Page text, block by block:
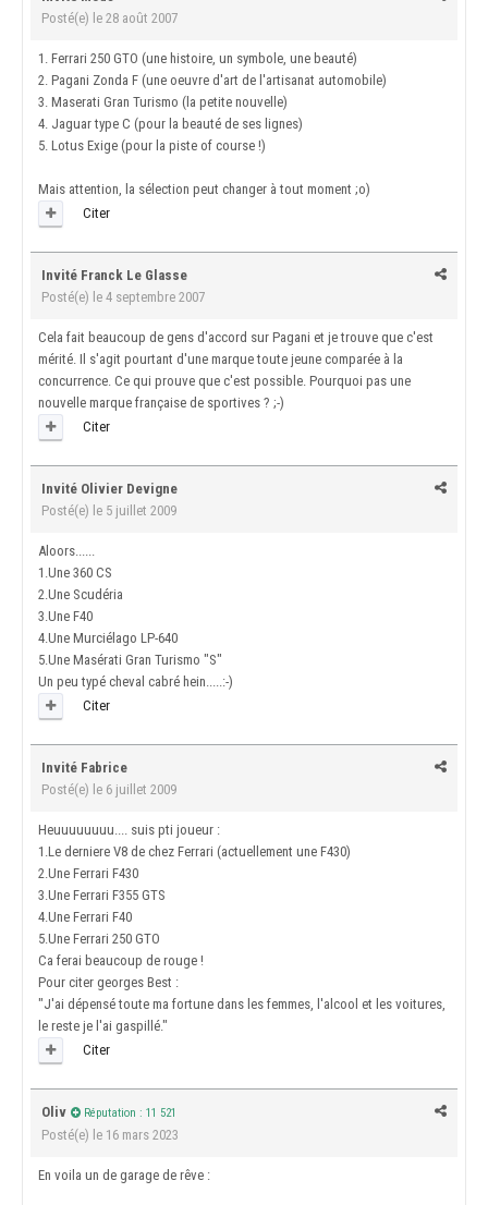
Posté(e) le 28 août 2007
1. Ferrari 250 GTO (une histoire, un symbole, une beauté)
2. Pagani Zonda F (une oeuvre d'art de l'artisanat automobile)
3. Maserati Gran Turismo (la petite nouvelle)
4. Jaguar type C (pour la beauté de ses lignes)
5. Lotus Exige (pour la piste of course !)
Mais attention, la sélection peut changer à tout moment ;o)
Citer
Invité Franck Le Glasse
Posté(e) le 4 septembre 2007
Cela fait beaucoup de gens d'accord sur Pagani et je trouve que c'est
mérité. Il s'agit pourtant d'une marque toute jeune comparée à la
concurrence. Ce qui prouve que c'est possible. Pourquoi pas une
nouvelle marque française de sportives ? ;-)
Citer
Invité Olivier Devigne
Posté(e) le 5 juillet 2009
Aloors......
1.Une 360 CS
2.Une Scudéria
3.Une F40
4.Une Murciélago LP-640
5.Une Masérati Gran Turismo "S"
Un peu typé cheval cabré hein.....:-)
Citer
Invité Fabrice
Posté(e) le 6 juillet 2009
Heuuuuuuuu.... suis pti joueur :
1.Le derniere V8 de chez Ferrari (actuellement une F430)
2.Une Ferrari F430
3.Une Ferrari F355 GTS
4.Une Ferrari F40
5.Une Ferrari 250 GTO
Ca ferai beaucoup de rouge !
Pour citer georges Best :
"J'ai dépensé toute ma fortune dans les femmes, l'alcool et les voitures,
le reste je l'ai gaspillé."
Citer
Oliv Réputation : 11 521
Posté(e) le 16 mars 2023
En voila un de garage de rêve :